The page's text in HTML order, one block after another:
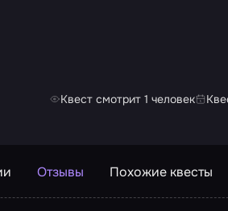
Квест смотрит 1 человек
Отзывы Похожие квесты